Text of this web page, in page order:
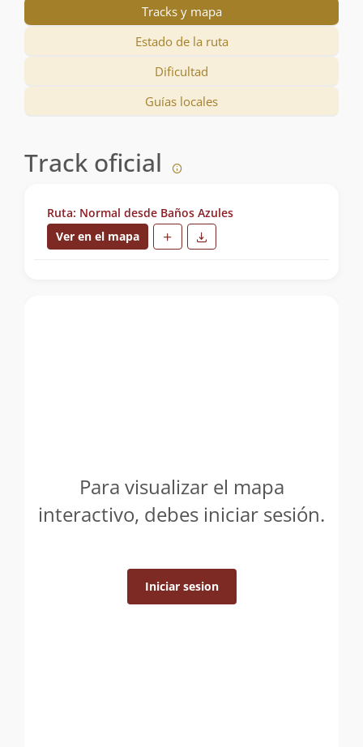
Tracks y mapa
Estado de la ruta
Dificultad
Guías locales
Track oficial
Ruta: Normal desde Baños Azules
Ver en el mapa
Para visualizar el mapa
interactivo, debes iniciar sesión.
Iniciar sesion